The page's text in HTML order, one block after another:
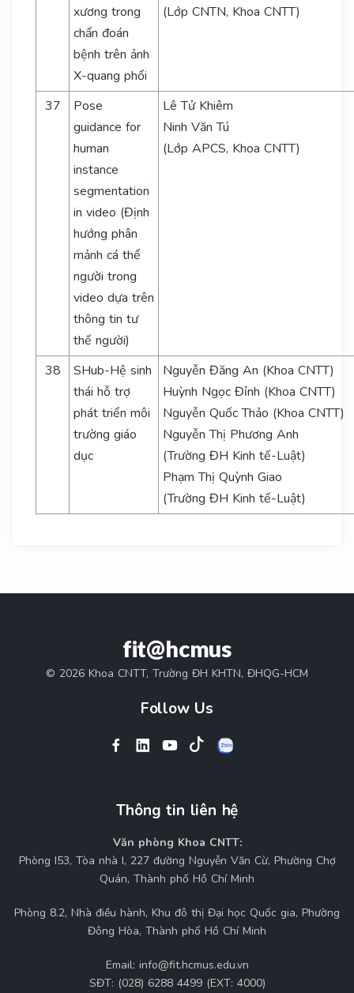
xương trong
chẩn đoán
bệnh trên ảnh
X-quang phổi
(Lớp CNTN, Khoa CNTT)
37
Pose
guidance for
human
instance
segmentation
in video (Định
hướng phân
mảnh cá thể
người trong
video dựa trên
thông tin tư
thế người)
Lê Tử Khiêm
Ninh Văn Tú
(Lớp APCS, Khoa CNTT)
38
SHub-Hệ sinh
thái hỗ trợ
phát triển môi
trường giáo
dục
Nguyễn Đăng An (Khoa CNTT)
Huỳnh Ngọc Đỉnh (Khoa CNTT)
Nguyễn Quốc Thảo (Khoa CNTT)
Nguyễn Thị Phương Anh
(Trường ĐH Kinh tế-Luật)
Phạm Thị Quỳnh Giao
(Trường ĐH Kinh tế-Luật)
fit@hcmus
© 2026 Khoa CNTT, Trường ĐH KHTN, ĐHQG-HCM
Follow Us
Thông tin liên hệ
Văn phòng Khoa CNTT:
Phòng I53, Tòa nhà I, 227 đường Nguyễn Văn Cừ, Phường Chợ
Quán, Thành phố Hồ Chí Minh
Phòng 8.2, Nhà điều hành, Khu đô thị Đại học Quốc gia, Phường
Đông Hòa, Thành phố Hồ Chí Minh
Email: info@fit.hcmus.edu.vn
SĐT: (028) 6288 4499 (EXT: 4000)